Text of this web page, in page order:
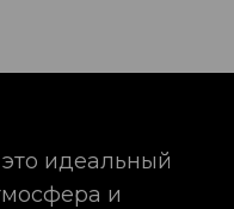
идеальный
и